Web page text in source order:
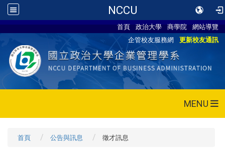
NCCU
首頁 政治大學 商學院
網站導覽
企管校友服務網
更新校友通訊
MENU
首頁 公告與訊息 徵才訊息